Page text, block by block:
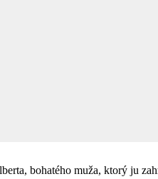
bohatého muža, ktorý ju